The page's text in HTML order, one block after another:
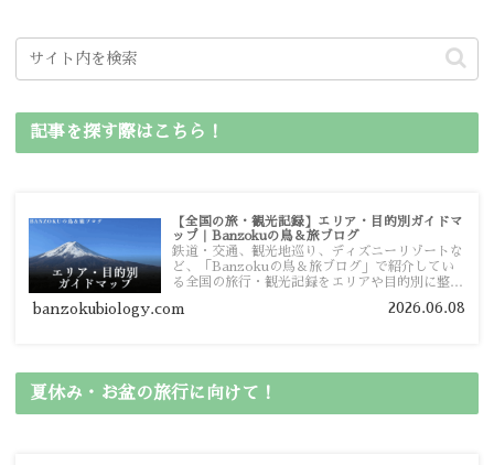
記事を探す際はこちら！
【全国の旅・観光記録】エリア・目的別ガイドマ
ップ｜Banzokuの鳥＆旅ブログ
鉄道・交通、観光地巡り、ディズニーリゾートな
ど、「Banzokuの鳥＆旅ブログ」で紹介してい
る全国の旅行・観光記録をエリアや目的別に整理
ガイドマップからスムーズに見つけていただけま
banzokubiology.com 2026.06.08
夏休み・お盆の旅行に向けて！